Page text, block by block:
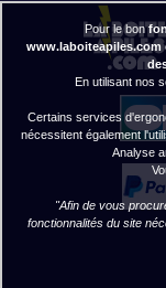
Pour le bon
www.laboiteapiles.com
En utilisant nos
Certains services
nécessitent également
Analyse
"Afin de vous
fonctionnalités du site